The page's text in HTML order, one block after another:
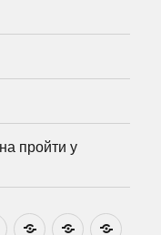
пройти у
План Розумовські
Реєстрація